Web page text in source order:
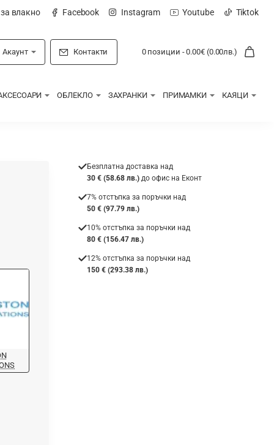
влакно Facebook Instagram Youtube Tiktok
Акаунт Контакти 0 позиции - 0.00€ (0.00лв.)
ОБЛЕКЛО ЗАХРАНКИ ПРИМАМКИ КАЯЦИ
Безплатна доставка над
30 € (58.68 лв.) до офис на Еконт
7% отстъпка за поръчки над
50 € (97.79 лв.)
10% отстъпка за поръчки над
80 € (156.47 лв.)
12% отстъпка за поръчки над
150 € (293.38 лв.)